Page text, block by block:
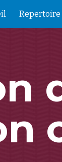
Repertoire